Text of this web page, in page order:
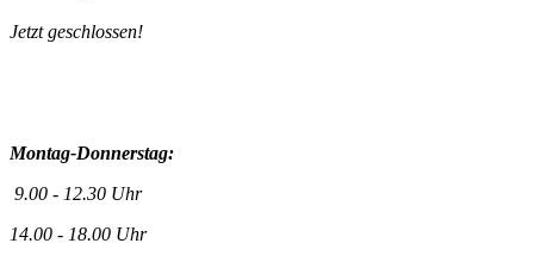
Jetzt geschlossen!
Montag-Donnerstag:
9.00 - 12.30 Uhr
14.00 - 18.00 Uhr